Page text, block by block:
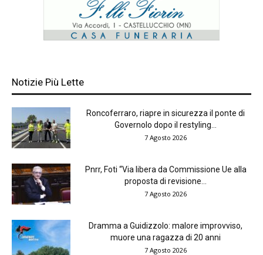
Notizie Più Lette
Roncoferraro, riapre in sicurezza il ponte di
Governolo dopo il restyling...
7 Agosto 2026
Pnrr, Foti “Via libera da Commissione Ue alla
proposta di revisione...
7 Agosto 2026
Dramma a Guidizzolo: malore improvviso,
muore una ragazza di 20 anni
7 Agosto 2026